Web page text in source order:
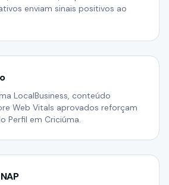
enviam sinais positivos ao
LocalBusiness, conteúdo
Web Vitals aprovados reforçam
Perfil em Criciúma.